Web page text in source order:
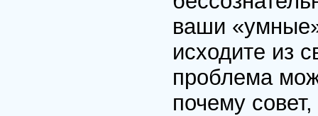
ваши
исходите из
проблема
почему